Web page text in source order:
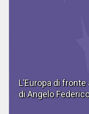
L’Europa di
di Angelo